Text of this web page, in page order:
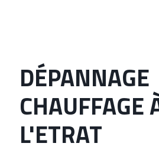
DÉPANNAGE
CHAUFFAGE
L'ETRAT